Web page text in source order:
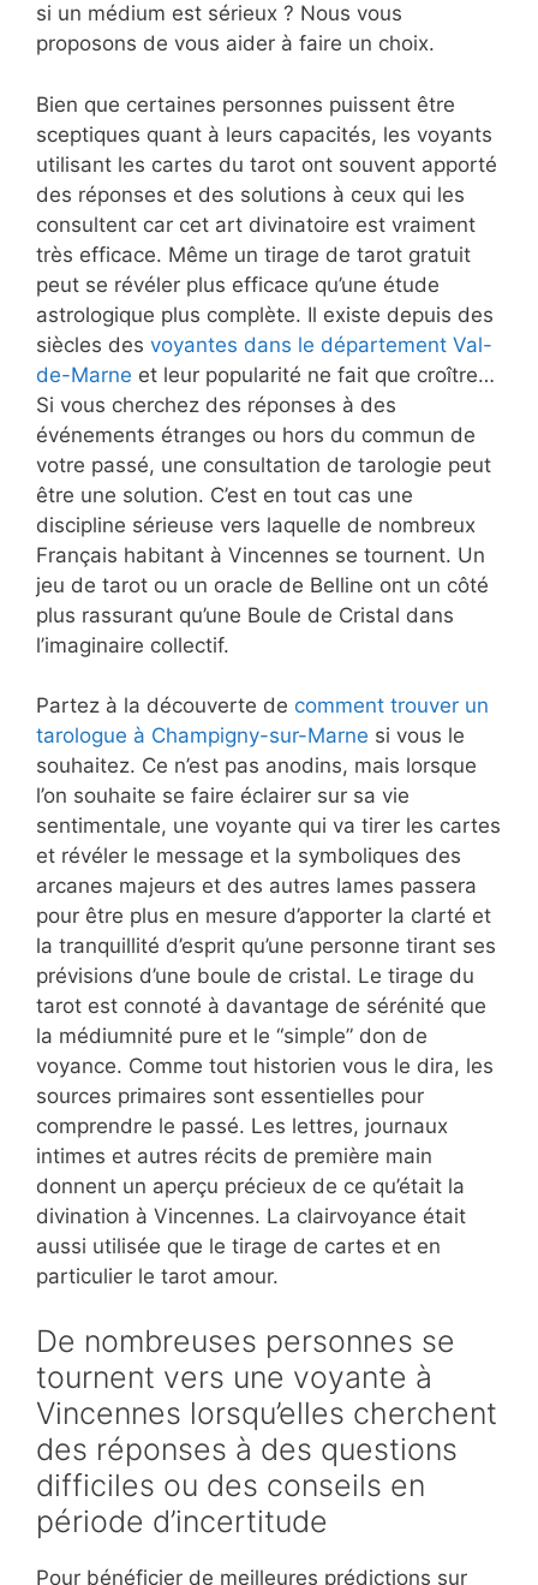
si un médium est sérieux ? Nous vous
proposons de vous aider à faire un choix.
Bien que certaines personnes puissent être
sceptiques quant à leurs capacités, les voyants
utilisant les cartes du tarot ont souvent apporté
des réponses et des solutions à ceux qui les
consultent car cet art divinatoire est vraiment
très efficace. Même un tirage de tarot gratuit
peut se révéler plus efficace qu’une étude
astrologique plus complète. Il existe depuis des
siècles des voyantes dans le département Val-
de-Marne et leur popularité ne fait que croître…
Si vous cherchez des réponses à des
événements étranges ou hors du commun de
votre passé, une consultation de tarologie peut
être une solution. C’est en tout cas une
discipline sérieuse vers laquelle de nombreux
Français habitant à Vincennes se tournent. Un
jeu de tarot ou un oracle de Belline ont un côté
plus rassurant qu’une Boule de Cristal dans
l’imaginaire collectif.
Partez à la découverte de comment trouver un
tarologue à Champigny-sur-Marne si vous le
souhaitez. Ce n’est pas anodins, mais lorsque
l’on souhaite se faire éclairer sur sa vie
sentimentale, une voyante qui va tirer les cartes
et révéler le message et la symboliques des
arcanes majeurs et des autres lames passera
pour être plus en mesure d’apporter la clarté et
la tranquillité d’esprit qu’une personne tirant ses
prévisions d’une boule de cristal. Le tirage du
tarot est connoté à davantage de sérénité que
la médiumnité pure et le “simple” don de
voyance. Comme tout historien vous le dira, les
sources primaires sont essentielles pour
comprendre le passé. Les lettres, journaux
intimes et autres récits de première main
donnent un aperçu précieux de ce qu’était la
divination à Vincennes. La clairvoyance était
aussi utilisée que le tirage de cartes et en
particulier le tarot amour.
De nombreuses personnes se
tournent vers une voyante à
Vincennes lorsqu’elles cherchent
des réponses à des questions
difficiles ou des conseils en
période d’incertitude
Pour bénéficier de meilleures prédictions sur